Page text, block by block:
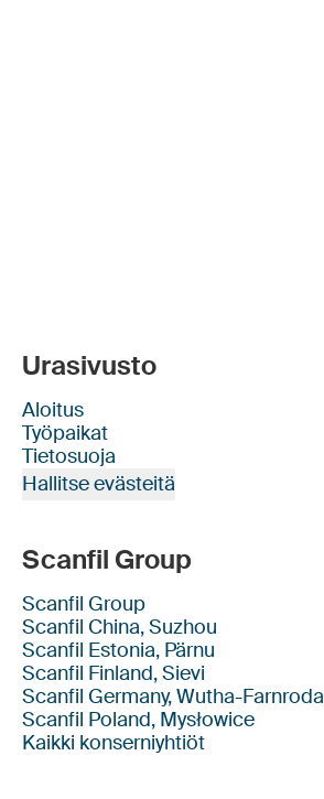
Urasivusto
Aloitus
Työpaikat
Tietosuoja
Hallitse evästeitä
Scanfil Group
Scanfil Group
Scanfil China, Suzhou
Scanfil Estonia, Pärnu
Scanfil Finland, Sievi
Scanfil Germany, Wutha-Farnroda
Scanfil Poland, Mysłowice
Kaikki konserniyhtiöt